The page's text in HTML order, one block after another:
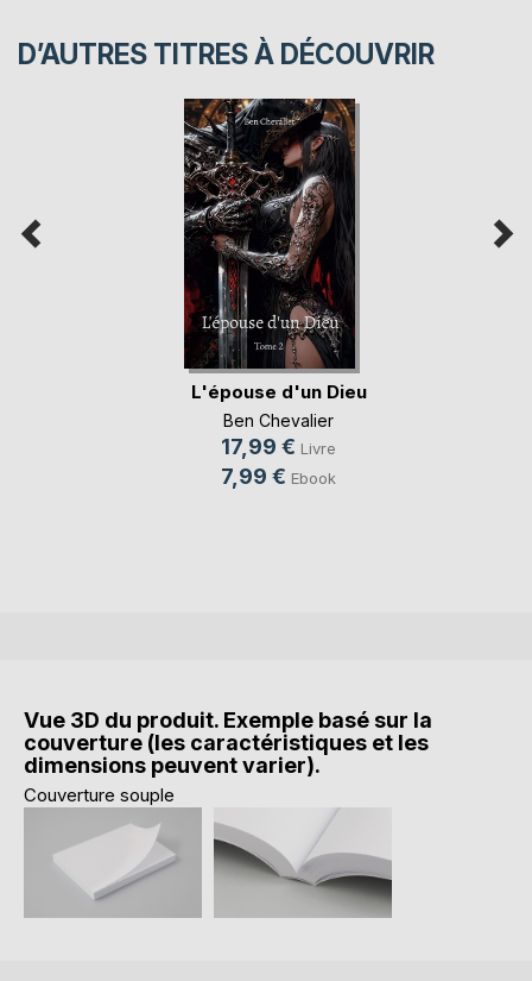
D’AUTRES TITRES À DÉCOUVRIR
L'épouse d'un Dieu
Ben Chevalier
17,99 € Livre
7,99 € Ebook
Vue 3D du produit. Exemple basé sur la
couverture (les caractéristiques et les
dimensions peuvent varier).
Couverture souple